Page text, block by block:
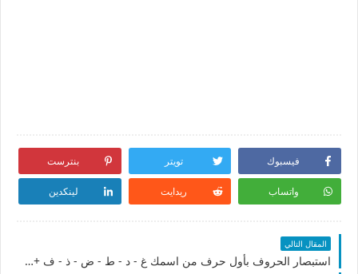
فيسبوك تويتر بنترست
واتساب ريدايت لينكدين
المقال التالي
استبصار الحروف بأول حرف من اسمك غ - د - ط - ض - ذ - ف + ن - ك - ر - ي - ع - هـ